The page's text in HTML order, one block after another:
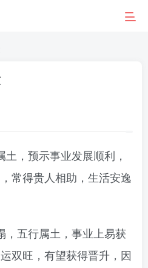
，预示事业发展顺利，
常得贵人相助，生活安逸
，五行属土，事业上易获
双旺，有望获得晋升，因